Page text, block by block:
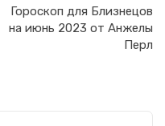
Гороскоп для Близнецов
на июнь 2023 от Анжелы
Перл